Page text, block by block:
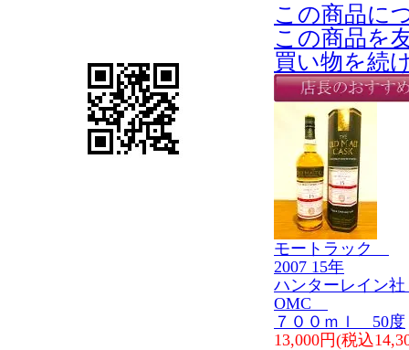
この商品に
この商品を
買い物を続
モートラック
2007 15年
ハンターレイン
OMC
７００ｍｌ 50度
13,000円(税込